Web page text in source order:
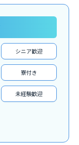
シニア歓迎
寮付き
未経験歓迎